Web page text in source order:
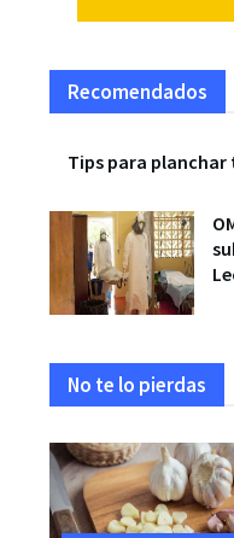
Recomendados
Tips para
No te lo pierdas